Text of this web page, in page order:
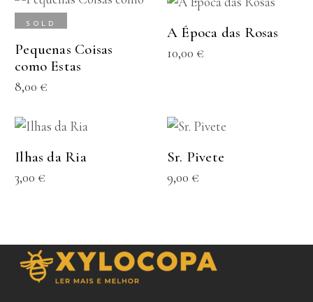
SOLD
LER MAIS
Pequenas Coisas
como Estas
8,00 €
ADICIONAR
A Época das Rosas
10,00 €
ADICIONAR
Ilhas da Ria
3,00 €
SOLD
LER MAIS
Sr. Pivete
9,00 €